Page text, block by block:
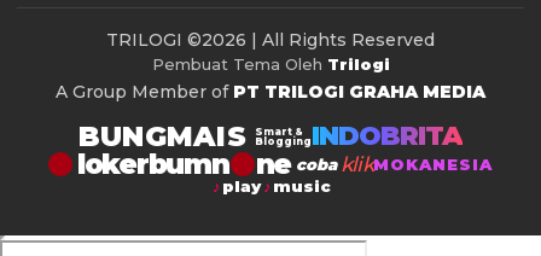
TRILOGI ©2026 | All Rights Reserved
Pembuat Tema Oleh Trilogi
A Group Member of PT TRILOGI GRAHA MEDIA
BUNGMAIS
Smart &
Blogging INDOBRITA
lokerbumn coba klikMOKANESIA
play
music